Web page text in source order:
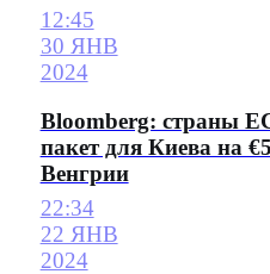
12:45
30 ЯНВ
2024
Bloomberg: страны
пакет для Киева на
Венгрии
22:34
22 ЯНВ
2024